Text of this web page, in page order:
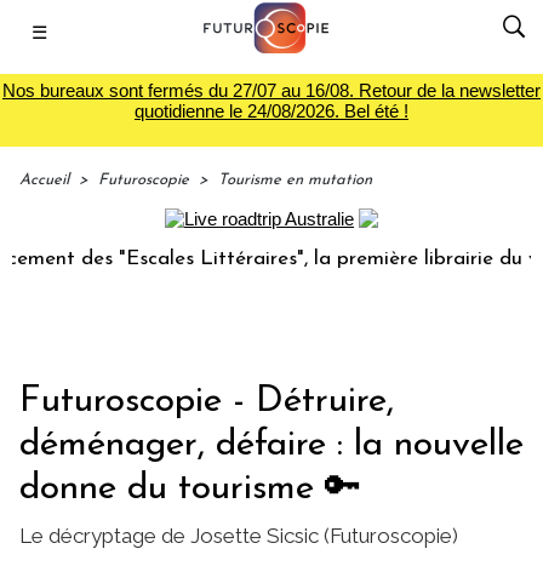
☰
Nos bureaux sont fermés du 27/07 au 16/08. Retour de la newsletter
quotidienne le 24/08/2026. Bel été !
Accueil > Futuroscopie > Tourisme en mutation
"Escales Littéraires", la première librairie du voyage
Futuroscopie - Détruire,
déménager, défaire : la nouvelle
donne du tourisme 🔑
Le décryptage de Josette Sicsic (Futuroscopie)